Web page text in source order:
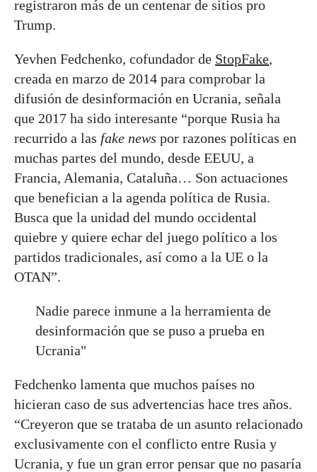
registraron más de un centenar de sitios pro
Trump.
Yevhen Fedchenko, cofundador de StopFake,
creada en marzo de 2014 para comprobar la
difusión de desinformación en Ucrania, señala
que 2017 ha sido interesante “porque Rusia ha
recurrido a las fake news por razones políticas en
muchas partes del mundo, desde EEUU, a
Francia, Alemania, Cataluña… Son actuaciones
que benefician a la agenda política de Rusia.
Busca que la unidad del mundo occidental
quiebre y quiere echar del juego político a los
partidos tradicionales, así como a la UE o la
OTAN”.
Nadie parece inmune a la herramienta de
desinformación que se puso a prueba en
Ucrania"
Fedchenko lamenta que muchos países no
hicieran caso de sus advertencias hace tres años.
“Creyeron que se trataba de un asunto relacionado
exclusivamente con el conflicto entre Rusia y
Ucrania, y fue un gran error pensar que no pasaría